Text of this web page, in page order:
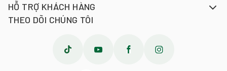
HỖ TRỢ KHÁCH HÀNG
THEO DÕI CHÚNG TÔI